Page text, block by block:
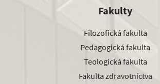
Fakulty
Filozofická fakulta
Pedagogická fakulta
Teologická fakulta
Fakulta zdravotníctva